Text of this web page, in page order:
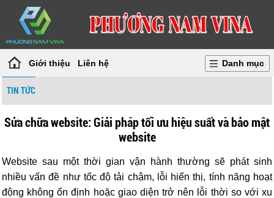
Giới thiệu Liên hệ Danh mục
TIN TỨC
Sửa chữa website: Giải pháp tối ưu hiệu suất và bảo mật
website
Website sau một thời gian vận hành thường sẽ phát sinh
nhiều vấn đề như tốc độ tải chậm, lỗi hiển thị, tính năng hoạt
động không ổn định hoặc giao diện trở nên lỗi thời so với xu